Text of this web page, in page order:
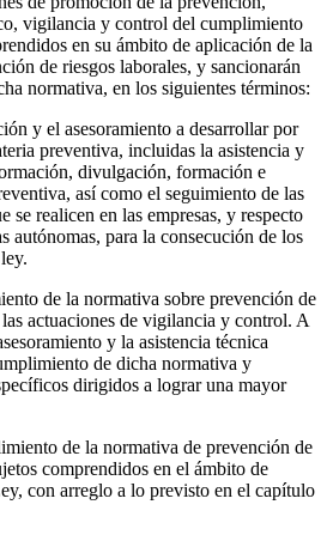
vigilancia y control del cumplimiento
en su ámbito de aplicación de la
de riesgos laborales, y sancionarán
normativa, en los siguientes términos:
y el asesoramiento a desarrollar por
preventiva, incluidas la asistencia y
divulgación, formación e
así como el seguimiento de las
se realicen en las empresas, y respecto
autónomas, para la consecución de los
de la normativa sobre prevención de
actuaciones de vigilancia y control. A
y la asistencia técnica
de dicha normativa y
dirigidos a lograr una mayor
de la normativa de prevención de
comprendidos en el ámbito de
con arreglo a lo previsto en el capítulo